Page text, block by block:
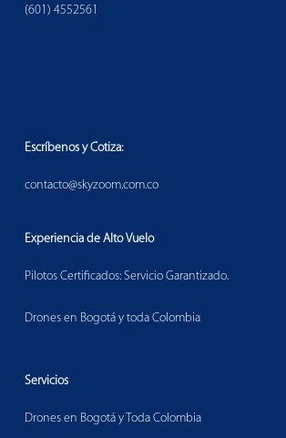
(601) 4552561
Escríbenos y Cotiza:
contacto@skyzoom.com.co
Experiencia de Alto Vuelo
Pilotos Certificados: Servicio Garantizado.
Drones en Bogotá y toda Colombia
Servicios
Drones en Bogotá y Toda Colombia